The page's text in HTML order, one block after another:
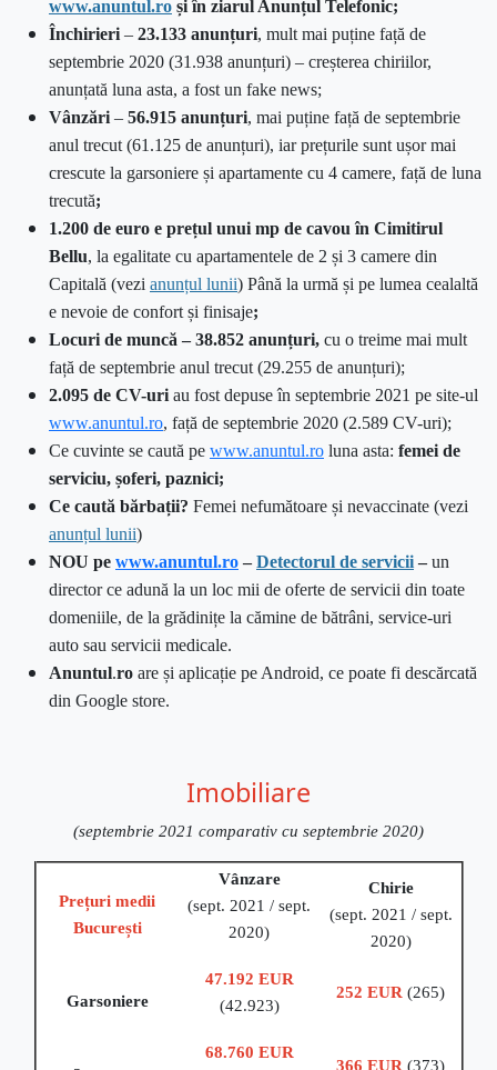
www.anuntul.ro și în ziarul Anunțul Telefonic;
Închirieri – 23.133 anunțuri, mult mai puține față de
septembrie 2020 (31.938 anunțuri) – creșterea chiriilor,
anunțată luna asta, a fost un fake news;
Vânzări – 56.915 anunțuri, mai puține față de septembrie
anul trecut (61.125 de anunțuri), iar prețurile sunt ușor mai
crescute la garsoniere și apartamente cu 4 camere, față de luna
trecută;
1.200 de euro e prețul unui mp de cavou în Cimitirul
Bellu, la egalitate cu apartamentele de 2 și 3 camere din
Capitală (vezi anunțul lunii) Până la urmă și pe lumea cealaltă
e nevoie de confort și finisaje;
Locuri de muncă – 38.852 anunțuri, cu o treime mai mult
față de septembrie anul trecut (29.255 de anunțuri);
2.095 de CV-uri au fost depuse în septembrie 2021 pe site-ul
www.anuntul.ro, față de septembrie 2020 (2.589 CV-uri);
Ce cuvinte se caută pe www.anuntul.ro luna asta: femei de
serviciu, șoferi, paznici;
Ce caută bărbații? Femei nefumătoare și nevaccinate (vezi
anunțul lunii)
NOU pe www.anuntul.ro–Detectorul de servicii–un
director ce adună la un loc mii de oferte de servicii din toate
domeniile, de la grădinițe la cămine de bătrâni, service-uri
auto sau servicii medicale.
Anuntul.ro are și aplicație pe Android, ce poate fi descărcată
din Google store.
Imobiliare
(septembrie 2021 comparativ cu septembrie 2020)
Prețuri medii
București
Vânzare
(sept. 2021 / sept.
2020)
Chirie
(sept. 2021 / sept.
2020)
Garsoniere
47.192 EUR
(42.923)
252 EUR (265)
68.760 EUR
366 EUR (373)